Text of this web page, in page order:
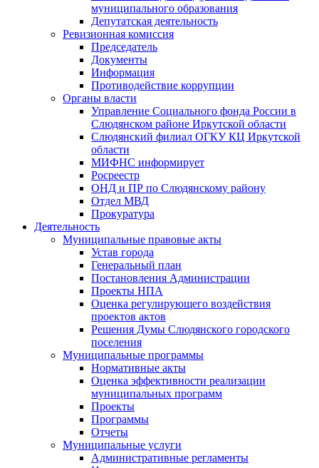
муниципального образования
Депутатская деятельность
Ревизионная комиссия
Председатель
Документы
Информация
Противодействие коррупции
Органы власти
Управление Социального фонда России в
Слюдянском районе Иркутской области
Слюдянский филиал ОГКУ КЦ Иркутской
области
МИФНС информирует
Росреестр
ОНД и ПР по Слюдянскому району
Отдел МВД
Прокуратура
Деятельность
Муниципальные правовые акты
Устав города
Генеральный план
Постановления Администрации
Проекты НПА
Оценка регулирующего воздействия
проектов актов
Решения Думы Слюдянского городского
поселения
Муниципальные программы
Нормативные акты
Оценка эффективности реализации
муниципальных программ
Проекты
Программы
Отчеты
Муниципальные услуги
Административные регламенты